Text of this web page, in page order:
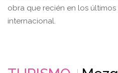
obra que recién en los
internacional.